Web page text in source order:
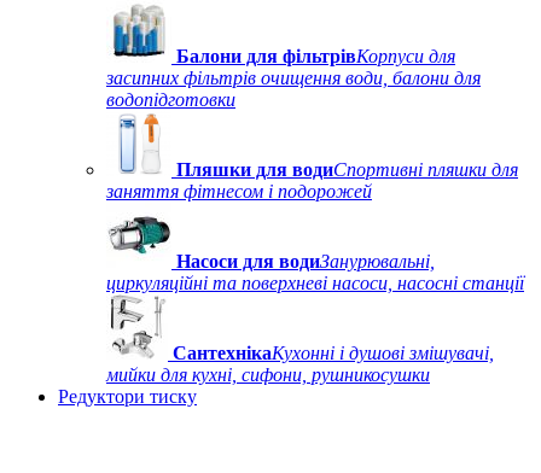
Балони для фільтрівКорпуси для
засипних фільтрів очищення води, балони для
водопідготовки
Пляшки для водиСпортивні пляшки для
заняття фітнесом і подорожей
Насоси для водиЗанурювальні,
циркуляційні та поверхневі насоси, насосні станції
СантехнікаКухонні і душові змішувачі,
мийки для кухні, сифони, рушникосушки
Редуктори тиску